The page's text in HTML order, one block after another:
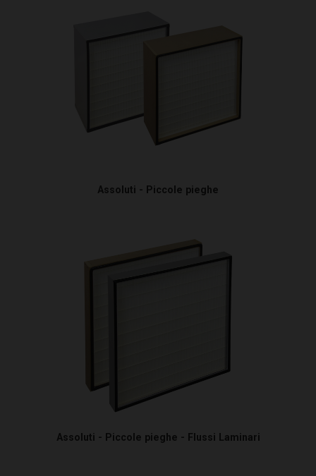
Assoluti - Piccole pieghe
Assoluti - Piccole pieghe - Flussi Laminari